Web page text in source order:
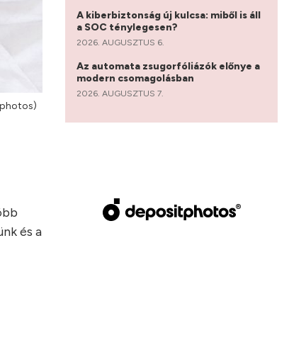
és a
A kiberbiztonság új kulcsa: miből is áll
a SOC ténylegesen?
2026. AUGUSZTUS 6.
Az automata zsugorfóliázók előnye a
modern csomagolásban
2026. AUGUSZTUS 7.